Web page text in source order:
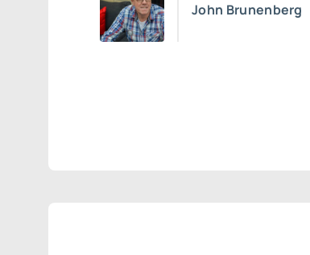
John Brunenberg